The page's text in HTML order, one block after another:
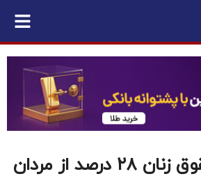
چرا متوسط حقوق زنان ۲۸ درصد از مردان